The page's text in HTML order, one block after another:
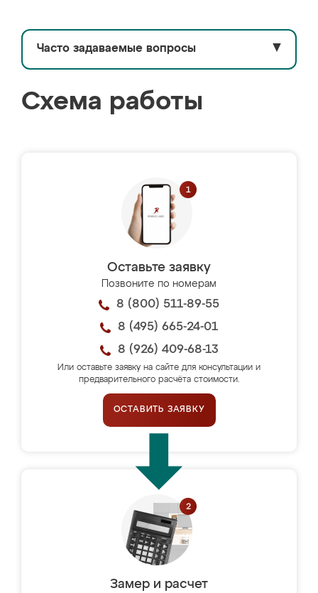
Часто задаваемые вопросы ▼
Схема работы
Оставьте заявку
Позвоните по номерам
8 (800) 511-89-55
8 (495) 665-24-01
8 (926) 409-68-13
Или оставьте заявку на сайте для консультации и
предварительного расчёта стоимости.
ОСТАВИТЬ ЗАЯВКУ
Замер и расчет